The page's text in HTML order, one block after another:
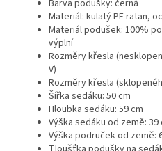
Barva podušky: černá
Materiál: kulatý PE ratan,
Materiál podušek: 100%
výplní
Rozměry křesla
V)
Rozměry křesla
Šířka sedáku: 50 cm
Hloubka sedáku: 59 cm
Výška sedáku od země: 39
Výška područek od země: